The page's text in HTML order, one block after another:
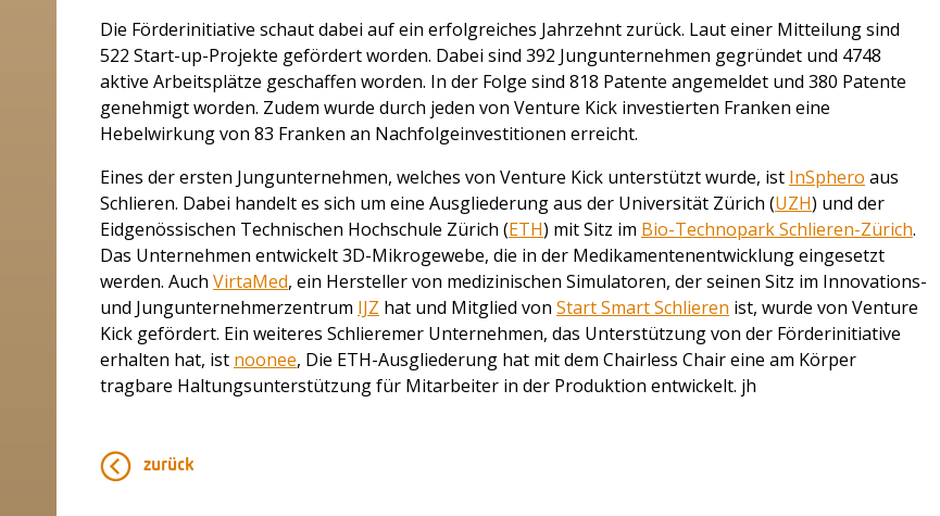
Die Förderinitiative schaut dabei auf ein erfolgreiches Jahrzehnt zurück. Laut einer Mitteilung sind
522 Start-up-Projekte gefördert worden. Dabei sind 392 Jungunternehmen gegründet und 4748
aktive Arbeitsplätze geschaffen worden. In der Folge sind 818 Patente angemeldet und 380 Patente
genehmigt worden. Zudem wurde durch jeden von Venture Kick investierten Franken eine
Hebelwirkung von 83 Franken an Nachfolgeinvestitionen erreicht.
Eines der ersten Jungunternehmen, welches von Venture Kick unterstützt wurde, ist InSphero aus
Schlieren. Dabei handelt es sich um eine Ausgliederung aus der Universität Zürich (UZH) und der
Eidgenössischen Technischen Hochschule Zürich (ETH) mit Sitz im Bio-Technopark Schlieren-Zürich.
Das Unternehmen entwickelt 3D-Mikrogewebe, die in der Medikamentenentwicklung eingesetzt
werden. Auch VirtaMed, ein Hersteller von medizinischen Simulatoren, der seinen Sitz im Innovations-
und Jungunternehmerzentrum IJZ hat und Mitglied von Start Smart Schlieren ist, wurde von Venture
Kick gefördert. Ein weiteres Schlieremer Unternehmen, das Unterstützung von der Förderinitiative
erhalten hat, ist noonee, Die ETH-Ausgliederung hat mit dem Chairless Chair eine am Körper
tragbare Haltungsunterstützung für Mitarbeiter in der Produktion entwickelt. jh
zurück